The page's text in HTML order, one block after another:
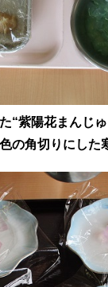
“紫陽花まんじゅ
の角切りにした